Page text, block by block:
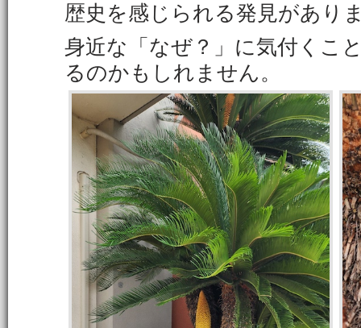
歴史を感じられる発見があり
身近な「なぜ？」に気付くこ
るのかもしれません。